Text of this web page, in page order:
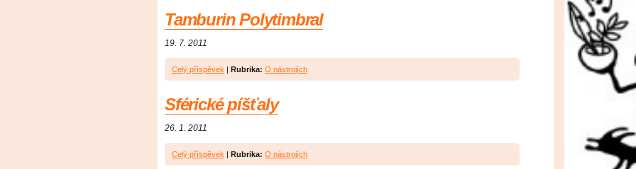
Tamburin Polytimbral
19. 7. 2011
Celý příspěvek | Rubrika: O nástrojích
Sférické píšťaly
26. 1. 2011
Celý příspěvek | Rubrika: O nástrojích